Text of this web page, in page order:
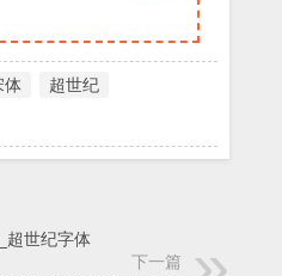
体 超世纪
超世纪字体
下一篇